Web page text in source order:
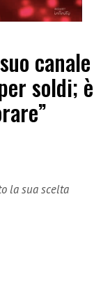
canale
soldi; è
la sua scelta